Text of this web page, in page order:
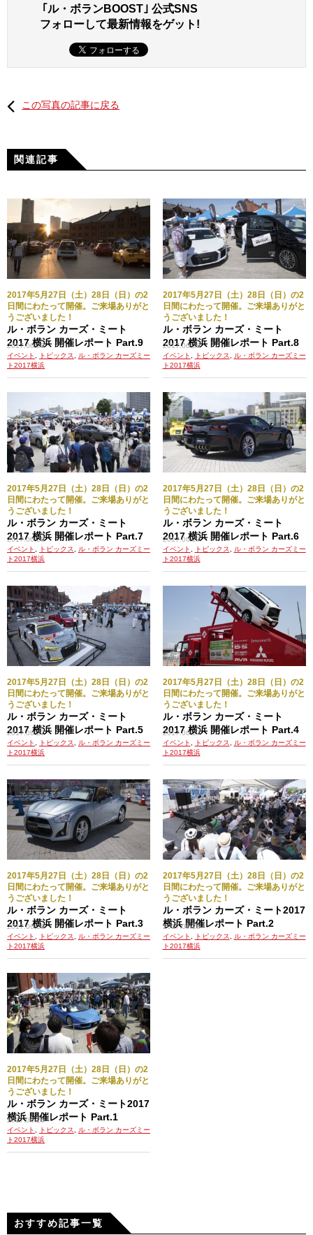
｢ル・ボランBOOST｣ 公式SNS
フォローして最新情報をゲット!
この写真の記事に戻る
関連記事
2017年5月27日（土）28日（日）の2
日間にわたって開催。ご来場ありがと
うございました！
ル・ボラン カーズ・ミート
2017 横浜 開催レポート Part.9
2017.06.28
イベント
トピックス
ル・ボラン カーズミー
ト2017横浜
2017年5月27日（土）28日（日）の2
日間にわたって開催。ご来場ありがと
うございました！
ル・ボラン カーズ・ミート
2017 横浜 開催レポート Part.8
2017.06.28
イベント
トピックス
ル・ボラン カーズミー
ト2017横浜
2017年5月27日（土）28日（日）の2
日間にわたって開催。ご来場ありがと
うございました！
ル・ボラン カーズ・ミート
2017 横浜 開催レポート Part.7
2017.06.28
イベント
トピックス
ル・ボラン カーズミー
ト2017横浜
2017年5月27日（土）28日（日）の2
日間にわたって開催。ご来場ありがと
うございました！
ル・ボラン カーズ・ミート
2017 横浜 開催レポート Part.6
2017.06.27
イベント
トピックス
ル・ボラン カーズミー
ト2017横浜
2017年5月27日（土）28日（日）の2
日間にわたって開催。ご来場ありがと
うございました！
ル・ボラン カーズ・ミート
2017 横浜 開催レポート Part.5
2017.06.27
イベント
トピックス
ル・ボラン カーズミー
ト2017横浜
2017年5月27日（土）28日（日）の2
日間にわたって開催。ご来場ありがと
うございました！
ル・ボラン カーズ・ミート
2017 横浜 開催レポート Part.4
2017.06.27
イベント
トピックス
ル・ボラン カーズミー
ト2017横浜
2017年5月27日（土）28日（日）の2
日間にわたって開催。ご来場ありがと
うございました！
ル・ボラン カーズ・ミート
2017 横浜 開催レポート Part.3
2017.06.26
イベント
トピックス
ル・ボラン カーズミー
ト2017横浜
2017年5月27日（土）28日（日）の2
日間にわたって開催。ご来場ありがと
うございました！
ル・ボラン カーズ・ミート2017
横浜 開催レポート Part.2
2017.06.26
イベント
トピックス
ル・ボラン カーズミー
ト2017横浜
2017年5月27日（土）28日（日）の2
日間にわたって開催。ご来場ありがと
うございました！
ル・ボラン カーズ・ミート2017
横浜 開催レポート Part.1
2017.06.26
イベント
トピックス
ル・ボラン カーズミー
ト2017横浜
おすすめ記事一覧